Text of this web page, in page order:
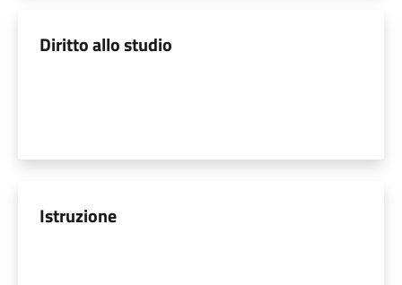
Diritto allo studio
Istruzione